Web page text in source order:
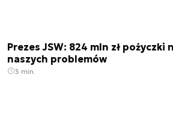
Prezes JSW: 824 mln zł pożyczki
naszych problemów
3 min.